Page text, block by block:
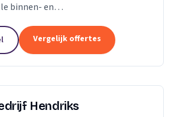
binnen- en
in de provincie Noord-Holland,
Vergelijk offertes
Hendriks